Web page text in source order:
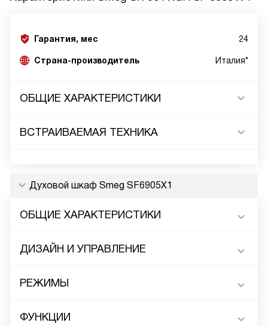
Гарантия, мес 24
Страна-производитель Италия*
ОБЩИЕ ХАРАКТЕРИСТИКИ
ВСТРАИВАЕМАЯ ТЕХНИКА
Духовой шкаф Smeg SF6905X1
ОБЩИЕ ХАРАКТЕРИСТИКИ
ДИЗАЙН И УПРАВЛЕНИЕ
РЕЖИМЫ
ФУНКЦИИ